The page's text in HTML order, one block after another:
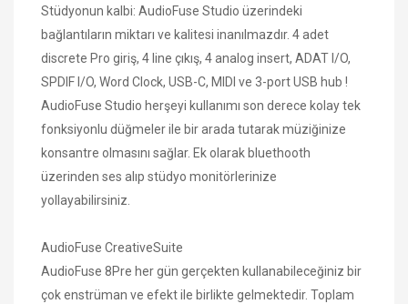
Stüdyonun kalbi: AudioFuse Studio üzerindeki
bağlantıların miktarı ve kalitesi inanılmazdır. 4 adet
discrete Pro giriş, 4 line çıkış, 4 analog insert, ADAT I/O,
SPDIF I/O, Word Clock, USB-C, MIDI ve 3-port USB hub !
AudioFuse Studio herşeyi kullanımı son derece kolay tek
fonksiyonlu düğmeler ile bir arada tutarak müziğinize
konsantre olmasını sağlar. Ek olarak bluethooth
üzerinden ses alıp stüdyo monitörlerinize
yollayabilirsiniz.
AudioFuse CreativeSuite
AudioFuse 8Pre her gün gerçekten kullanabileceğiniz bir
çok enstrüman ve efekt ile birlikte gelmektedir. Toplam